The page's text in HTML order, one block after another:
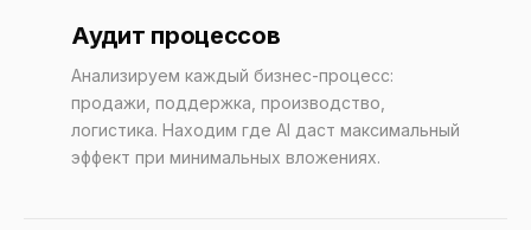
Аудит процессов
Анализируем каждый бизнес-процесс:
продажи, поддержка, производство,
логистика. Находим где AI даст максимальный
эффект при минимальных вложениях.